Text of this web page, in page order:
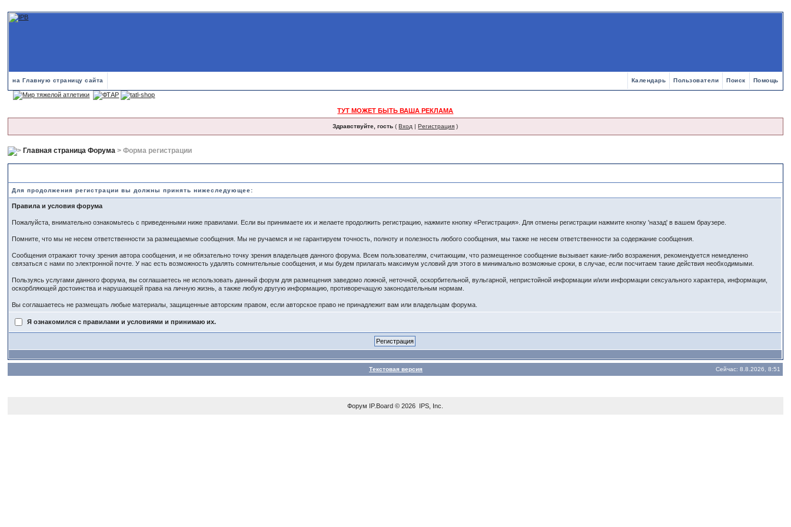
на Главную страницу сайта Помощь
Поиск
Пользователи
Календарь
ТУТ МОЖЕТ БЫТЬ ВАША РЕКЛАМА
Здравствуйте, гость (Вход |Регистрация )
Главная страница Форума > Форма регистрации
Для продолжения регистрации вы должны принять нижеследующее:
Правила и условия форума
Пожалуйста, внимательно ознакомьтесь с приведенными ниже правилами. Если вы принимаете их и желаете продолжить регистрацию, нажмите кнопку «Регистрация». Для отмены регистрации нажмите кнопку 'назад' в вашем браузере.
Помните, что мы не несем ответственности за размещаемые сообщения. Мы не ручаемся и не гарантируем точность, полноту и полезность любого сообщения, мы также не несем ответственности за содержание сообщения.
Сообщения отражают точку зрения автора сообщения, и не обязательно точку зрения владельцев данного форума. Всем пользователям, считающим, что размещенное сообщение вызывает какие-либо возражения, рекомендуется немедленно
связаться с нами по электронной почте. У нас есть возможность удалять сомнительные сообщения, и мы будем прилагать максимум условий для этого в минимально возможные сроки, в случае, если посчитаем такие действия необходимыми.
Пользуясь услугами данного форума, вы соглашаетесь не использовать данный форум для размещения заведомо ложной, неточной, оскорбительной, вульгарной, непристойной информации и/или информации сексуального характера, информации,
оскорбляющей достоинства и нарушающей права на личную жизнь, а также любую другую информацию, противоречащую законодательным нормам.
Вы соглашаетесь не размещать любые материалы, защищенные авторским правом, если авторское право не принадлежит вам или владельцам форума.
Я ознакомился с правилами и условиями и принимаю их.
Текстовая версия Сейчас: 8.8.2026, 8:51
Форум IP.Board © 2026 IPS, Inc